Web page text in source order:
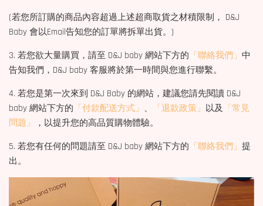
(若您所訂購的商品內容超過上述超商取貨之材積限制， D&J
Baby 會以Email告知您的訂單將拆單出貨。)
3. 若您欲大量購買，請至 D&J baby 網站下方的 「聯絡我們」 中
告知我們，D&J baby 客服將於第一時間與您進行聯繫。
4. 若您是第一次來到 D&J Baby 的網站，建議您請先閱讀 D&J
baby 網站下方的 「付款配送方式」 、 「退款政策」 以及
「常見
問題」
，以提升您的高品質購物體驗。
5. 若您有任何的問題請至 D&J baby 網站下方的 「聯絡我們」 提
出。